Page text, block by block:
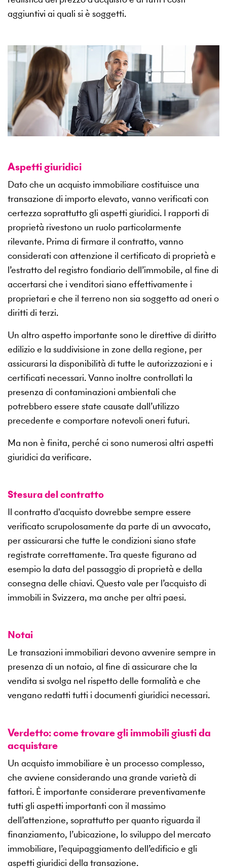
aggiuntivi ai quali si è soggetti.
Aspetti giuridici
Dato che un acquisto immobiliare costituisce una
transazione di importo elevato, vanno verificati con
certezza soprattutto gli aspetti giuridici. I rapporti di
proprietà rivestono un ruolo particolarmente
rilevante. Prima di firmare il contratto, vanno
considerati con attenzione il certificato di proprietà e
l’estratto del registro fondiario dell’immobile, al fine di
accertarsi che i venditori siano effettivamente i
proprietari e che il terreno non sia soggetto ad oneri o
diritti di terzi.
Un altro aspetto importante sono le direttive di diritto
edilizio e la suddivisione in zone della regione, per
assicurarsi la disponibilità di tutte le autorizzazioni e i
certificati necessari. Vanno inoltre controllati la
presenza di contaminazioni ambientali che
potrebbero essere state causate dall’utilizzo
precedente e comportare notevoli oneri futuri.
Ma non è finita, perché ci sono numerosi altri aspetti
giuridici da verificare.
Stesura del contratto
Il contratto d'acquisto dovrebbe sempre essere
verificato scrupolosamente da parte di un avvocato,
per assicurarsi che tutte le condizioni siano state
registrate correttamente. Tra queste figurano ad
esempio la data del passaggio di proprietà e della
consegna delle chiavi. Questo vale per l’acquisto di
immobili in Svizzera, ma anche per altri paesi.
Notai
Le transazioni immobiliari devono avvenire sempre in
presenza di un notaio, al fine di assicurare che la
vendita si svolga nel rispetto delle formalità e che
vengano redatti tutti i documenti giuridici necessari.
Verdetto: come trovare gli immobili giusti da
acquistare
Un acquisto immobiliare è un processo complesso,
che avviene considerando una grande varietà di
fattori. È importante considerare preventivamente
tutti gli aspetti importanti con il massimo
dell’attenzione, soprattutto per quanto riguarda il
finanziamento, l’ubicazione, lo sviluppo del mercato
immobiliare, l’equipaggiamento dell’edificio e gli
aspetti giuridici della transazione.